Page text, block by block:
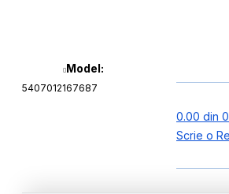
Model:
5407012167687
0.00 din
Scrie o